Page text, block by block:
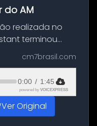
do AM
realizada no
terminou
115
da cidade. O
cm7brasil.com
0:00 / 1:45
powered by VOICEXPRESS
Ver Original